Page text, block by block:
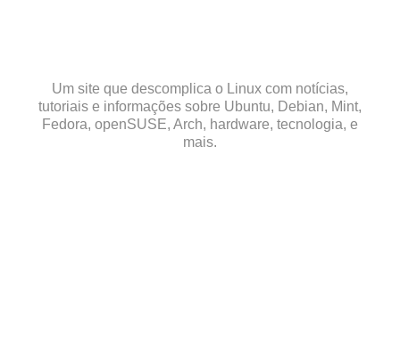
Um site que descomplica o Linux com notícias,
tutoriais e informações sobre Ubuntu, Debian, Mint,
Fedora, openSUSE, Arch, hardware, tecnologia, e
mais.